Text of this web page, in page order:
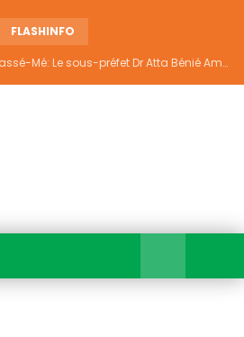
FLASHINFO
Indépendance 2026 À Yakassé-Mé: Le sous-préfet Dr Atta Bénié Amédé appelle à l’unité, à la sécurité et au développement